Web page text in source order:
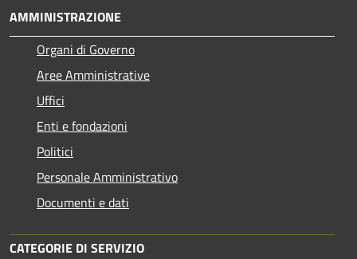
AMMINISTRAZIONE
Organi di Governo
Aree Amministrative
Uffici
Enti e fondazioni
Politici
Personale Amministrativo
Documenti e dati
CATEGORIE DI SERVIZIO